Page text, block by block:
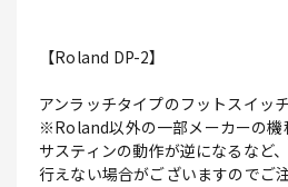
【Roland DP-2】
アンラッチタイプのフットスイッチ
※Roland以外の一部メーカーの機
サスティンの動作が逆になるなど
行えない場合がございますのでご